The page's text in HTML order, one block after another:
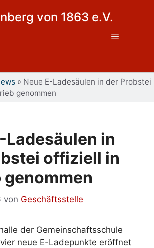
von 1863 e.V.
Menü
» Neue E-Ladesäulen in der Probstei
genommen
Ladesäulen in
offiziell in
genommen
von Geschäftsstelle
der Gemeinschaftsschule
neue E-Ladepunkte eröffnet